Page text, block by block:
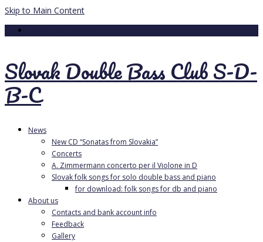
Skip to Main Content
Slovak Double Bass Club S-D-
B-C
News
New CD “Sonatas from Slovakia”
Concerts
A. Zimmermann concerto per il Violone in D
Slovak folk songs for solo double bass and piano
for download: folk songs for db and piano
About us
Contacts and bank account info
Feedback
Gallery